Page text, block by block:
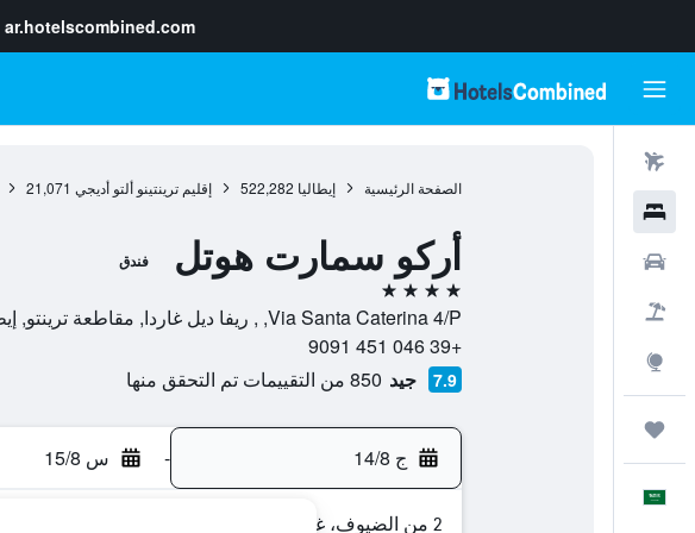
ar.hotelscombined.com
الصفحة الرئيسية إيطاليا 522,282 إقليم ترينتينو ألتو أديجي 21,071
أركو سمارت هوتل فندق
4 نجوم
Via Santa Caterina 4/P, , ريفا ديل غاردا, مقاطعة ترينتو, إيطاليا
+39 046 451 9091
7.9 جيد 850 من التقييمات تم التحقق منها
ج 14/8 - س 15/8
2 من الضيوف، غرفة واحدة